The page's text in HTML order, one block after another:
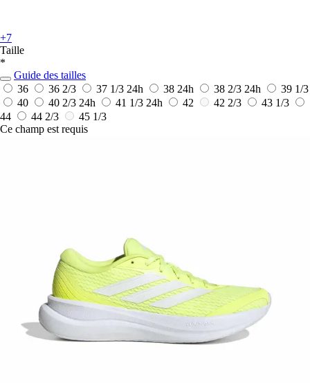
+7
Taille
*
Guide des tailles
36
36 2/3 37 1/3 24h 38 24h 38 2/3 24h
39 1/3
40
40 2/3 24h 41 1/3 24h 42 42 2/3
43 1/3
44
44 2/3
45 1/3
Ce champ est requis